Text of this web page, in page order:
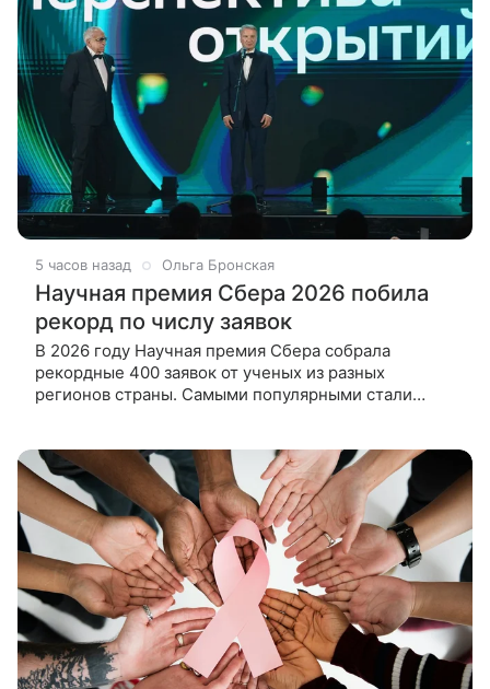
5 часов назад Ольга Бронская
Научная премия Сбера 2026 побила
рекорд по числу заявок
В 2026 году Научная премия Сбера собрала
рекордные 400 заявок от ученых из разных
регионов страны. Самыми популярными стали